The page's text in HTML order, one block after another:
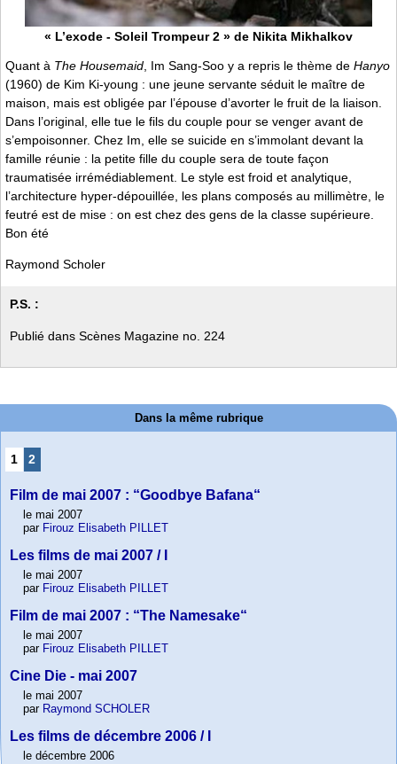
« L’exode - Soleil Trompeur 2 » de Nikita Mikhalkov
Quant à The Housemaid , Im Sang-Soo y a repris le thème de Hanyo
(1960) de Kim Ki-young : une jeune servante séduit le maître de
maison, mais est obligée par l’épouse d’avorter le fruit de la liaison.
Dans l’original, elle tue le fils du couple pour se venger avant de
s’empoisonner. Chez Im, elle se suicide en s’immolant devant la
famille réunie : la petite fille du couple sera de toute façon
traumatisée irrémédiablement. Le style est froid et analytique,
l’architecture hyper-dépouillée, les plans composés au millimètre, le
feutré est de mise : on est chez des gens de la classe supérieure.
Bon été
Raymond Scholer
P.S. :
Publié dans Scènes Magazine no. 224
Dans la même rubrique
1 2
Film de mai 2007 : “Goodbye Bafana“
le mai 2007
par Firouz Elisabeth PILLET
Les films de mai 2007 / I
le mai 2007
par Firouz Elisabeth PILLET
Film de mai 2007 : “The Namesake“
le mai 2007
par Firouz Elisabeth PILLET
Cine Die - mai 2007
le mai 2007
par Raymond SCHOLER
Les films de décembre 2006 / I
le décembre 2006